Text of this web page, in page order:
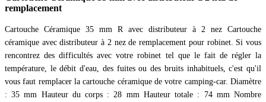
remplacement
Cartouche Céramique 35 mm R avec distributeur à 2 nez Cartouche
céramique avec distributeur à 2 nez de remplacement pour robinet. Si vous
rencontrez des difficultés avec votre robinet tel que le fait de régler la
température, le débit d'eau, des fuites ou des bruits inhabituels, c'est qu'il
vous faut remplacer la cartouche céramique de votre camping-car. Diamètre
: 35 mm Hauteur du corps : 28 mm Hauteur totale : 74 mm Nombre